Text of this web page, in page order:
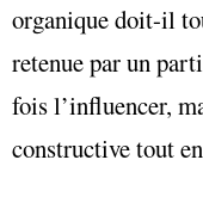
organique doit-il
retenue par un
fois l’influencer,
constructive tout